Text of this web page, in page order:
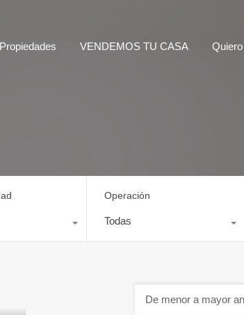
Propiedades VENDEMOS TU CASA
Operación
Todas
De menor a mayor